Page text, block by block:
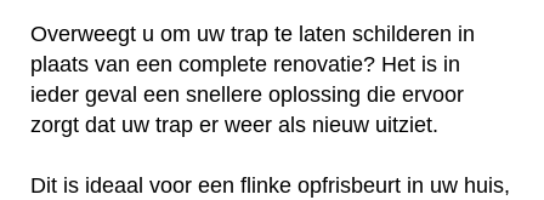
Overweegt u om uw trap te laten schilderen in
plaats van een complete renovatie? Het is in
ieder geval een snellere oplossing die ervoor
zorgt dat uw trap er weer als nieuw uitziet.
Dit is ideaal voor een flinke opfrisbeurt in uw huis,